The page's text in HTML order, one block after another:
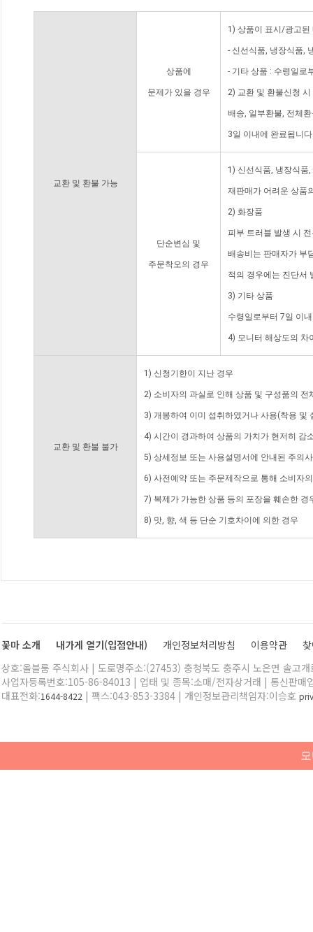
교환 및 환불 가능
상품에
문제가 있을 경우
1) 상품이 표시/광고된
- 신선식품, 냉장식품,
- 기타 상품 : 수령일로
2) 교환 및 환불신청
배송, 일부환불, 전체
3일 이내에 완료됩니
단순변심 및
주문착오의 경우
1) 신선식품, 냉장식품
재판매가 어려운 상품
2) 화장품
피부 트러블 발생 시
배송비는 판매자가 부
적의 경우에는 진단서
3) 기타 상품
수령일로부터 7일 이
4) 모니터 해상도의 차
교환 및 환불 불가
1) 신청기한이 지난 경우
2) 소비자의 과실로 인해 상품 및 구성품의
3) 개봉하여 이미 섭취하였거나 사용(착용 및
4) 시간이 경과하여 상품의 가치가 현저히 감
5) 상세정보 또는 사용설명서에 안내된 주의
6) 사전예약 또는 주문제작으로 통해 소비자
7) 복제가 가능한 상품 등의 포장을 훼손한 경
8) 맛, 향, 색 등 단순 기호차이에 의한 경우
꽃마 소개 내가게 열기(입점안내) 개인정보처리방침 이용약관
상호:올블룸 주식회사 | 도로명주소:(27453) 충청북도 충주시 노은면 솔고
사업자등록번호:105-86-84013 | 업태 및 종목:소매/전자상거래 | 통신판매
대표전화:1644-8422 | 팩스:043-853-3384 | 개인정보관리책임자:이승호